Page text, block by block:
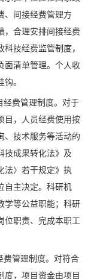
、间接经费管理方
，合理安排间接经费
技经费监管制度，
面清单管理。个人收
。
费管理制度。对于
目，人员经费使用按
、技术服务等活动的
技成果转化法》及
法〉若干规定》执
自主决定。科研机
学等公益职能；科研
位职责、完成本职工
管理制度。对符合
度，项目资金由项目